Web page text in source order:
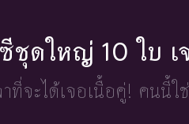
ชุดใหญ่ 10 ใบ เ
ที่จะได้เจอเนื้อคู่! คนนี้ใ